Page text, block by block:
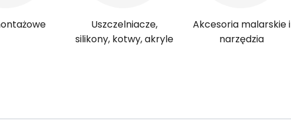
Uszczelniacze,
silikony, kotwy, akryle
Akcesoria malarskie i
narzędzia